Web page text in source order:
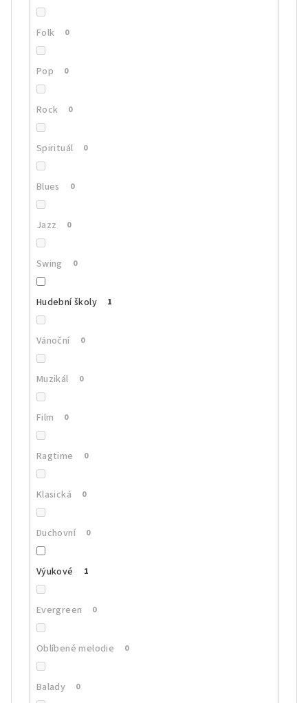
Folk 0
Pop 0
Rock 0
Spirituál 0
Blues 0
Jazz 0
Swing 0
Hudební školy 1
Vánoční 0
Muzikál 0
Film 0
Ragtime 0
Klasická 0
Duchovní 0
Výukové 1
Evergreen 0
Oblíbené melodie 0
Balady 0